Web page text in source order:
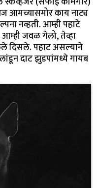
आमच्यासमोर काय नाट्य
नव्हती. आम्ही पहाटे
आम्ही जवळ गेलो, तेव्हा
दिसले. पहाट असल्याने
दाट झुडपांमध्ये गायब